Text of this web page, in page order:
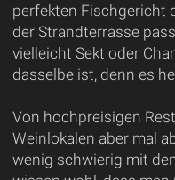
perfekten Fischgericht
der Strandterrasse
vielleicht Sekt oder
dasselbe ist, denn es
Von hochpreisigen
Weinlokalen aber mal
wenig schwierig mit